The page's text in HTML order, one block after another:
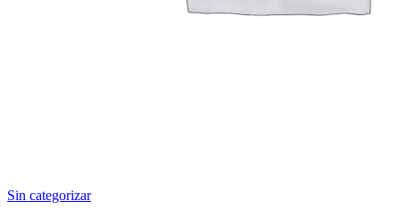
Sin categorizar